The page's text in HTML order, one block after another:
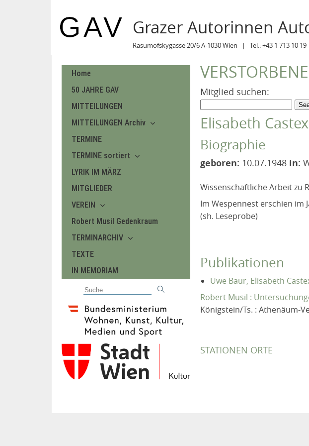
Grazer Autorinnen
Rasumofskygasse 20/6 A-1030 Wien | Tel.: +43 1 713 10
Home
50 JAHRE GAV
MITTEILUNGEN
MITTEILUNGEN Archiv
TERMINE
TERMINE sortiert
LYRIK IM MÄRZ
MITGLIEDER
VEREIN
Robert Musil Gedenkraum
TERMINARCHIV
TEXTE
IN MEMORIAM
Mitglied suchen:
Elisabeth Castex
Biographie
geboren: 10.07.1948 in:
Wissenschaftliche Arbeit zu
Im Wespennest erschien im
(sh. Leseprobe)
Publikationen
Uwe Baur, Elisabeth
Robert Musil :
Königstein/Ts. : Athenäum-
STATIONEN ORTE